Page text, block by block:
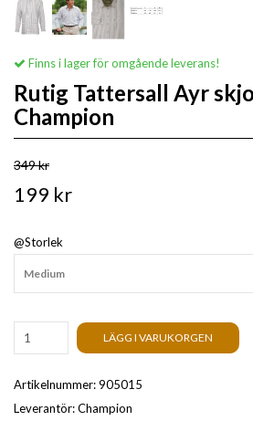
Finns i lager för omgående leverans!
Rutig Tattersall Ayr
Champion
349 kr
199 kr
@Storlek
Medium
LÄGG I VARUKORGEN
Artikelnummer:905015
Leverantör:Champion